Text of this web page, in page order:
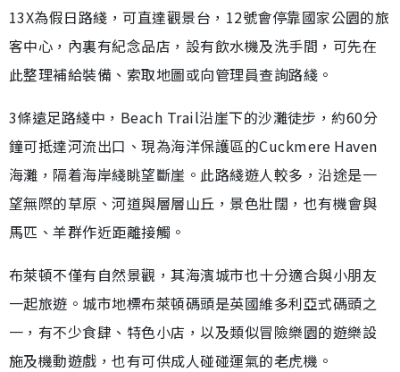
13X為假日路綫，可直達觀景台，12號會停靠國家公園的旅
客中心，內裏有紀念品店，設有飲水機及洗手間，可先在
此整理補給裝備、索取地圖或向管理員查詢路綫。
3條遠足路綫中，Beach Trail沿崖下的沙灘徒步，約60分
鐘可抵達河流出口、現為海洋保護區的Cuckmere Haven
海灘，隔着海岸綫眺望斷崖。此路綫遊人較多，沿途是一
望無際的草原、河道與層層山丘，景色壯闊，也有機會與
馬匹、羊群作近距離接觸。
布萊頓不僅有自然景觀，其海濱城市也十分適合與小朋友
一起旅遊。城市地標布萊頓碼頭是英國維多利亞式碼頭之
一，有不少食肆、特色小店，以及類似冒險樂園的遊樂設
施及機動遊戲，也有可供成人碰碰運氣的老虎機。